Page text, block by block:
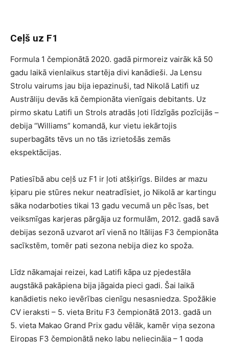
Ceļš uz F1
Formula 1 čempionātā 2020. gadā pirmoreiz vairāk kā 50
gadu laikā vienlaikus startēja divi kanādieši. Ja Lensu
Strolu vairums jau bija iepazinuši, tad Nikolā Latifi uz
Austrāliju devās kā čempionāta vienīgais debitants. Uz
pirmo skatu Latifi un Strols atradās ļoti līdzīgās pozīcijās –
debija “Williams” komandā, kur vietu iekārtojis
superbagāts tēvs un no tās izrietošās zemās
ekspektācijas.
Patiesībā abu ceļš uz F1 ir ļoti atšķirīgs. Bildes ar mazu
ķiparu pie stūres nekur neatradīsiet, jo Nikolā ar kartingu
sāka nodarboties tikai 13 gadu vecumā un pēc īsas, bet
veiksmīgas karjeras pārgāja uz formulām, 2012. gadā savā
debijas sezonā uzvarot arī vienā no Itālijas F3 čempionāta
sacīkstēm, tomēr pati sezona nebija diez ko spoža.
Līdz nākamajai reizei, kad Latifi kāpa uz pjedestāla
augstākā pakāpiena bija jāgaida pieci gadi. Šai laikā
kanādietis neko ievērības cienīgu nesasniedza. Spožākie
CV ieraksti – 5. vieta Britu F3 čempionātā 2013. gadā un
5. vieta Makao Grand Prix gadu vēlāk, kamēr viņa sezona
Eiropas F3 čempionātā neko labu neliecināja – 1 goda